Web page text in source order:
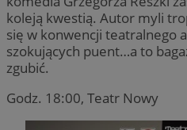
koleją kwestią. Autor myli
się w konwencji teatralnego
szokujących puent…a to
zgubić.
Godz. 18:00, Teatr Nowy
QeSessID
euds